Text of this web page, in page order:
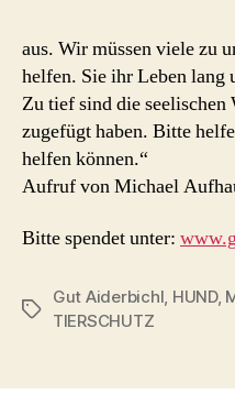
aus. Wir müssen viele zu
helfen. Sie ihr Leben lang
Zu tief sind die seelischen
zugefügt haben. Bitte
helfen können.“
Aufruf von Michael
Bitte spendet unter:
Schlagwörter
Gut Aiderbichl, HUND,
TIERSCHUTZ